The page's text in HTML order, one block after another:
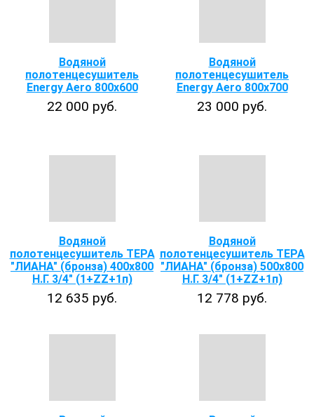
Водяной
полотенцесушитель
Energy Aero 800x600
22 000 руб.
Водяной
полотенцесушитель
Energy Aero 800x700
23 000 руб.
Водяной
полотенцесушитель ТЕРА
"ЛИАНА" (бронза) 400х800
Н.Г. 3/4" (1+ZZ+1п)
12 635 руб.
Водяной
полотенцесушитель ТЕРА
"ЛИАНА" (бронза) 500х800
Н.Г. 3/4" (1+ZZ+1п)
12 778 руб.